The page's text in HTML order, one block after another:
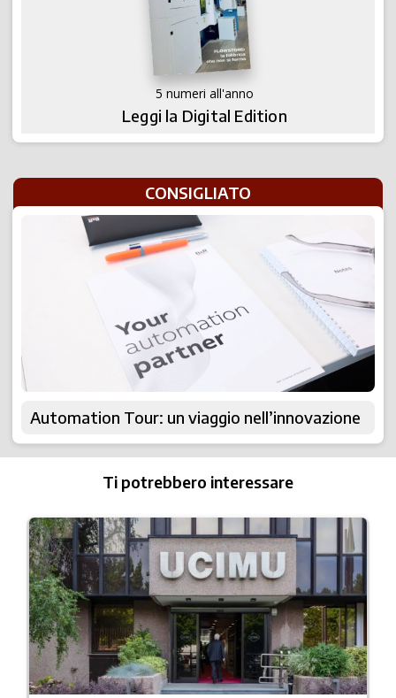
5 numeri all'anno
Leggi la Digital Edition
CONSIGLIATO
Automation Tour: un viaggio nell’innovazione
Ti potrebbero interessare